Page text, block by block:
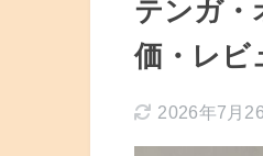
テンガ・
価・レビ
2026年7月